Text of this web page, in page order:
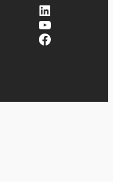
LinkedIn
YouTube
Facebook